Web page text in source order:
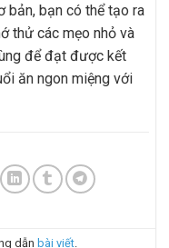
bản, bạn có thể tạo ra
thử các mẹo nhỏ và
để đạt được kết
ăn ngon miệng với
dẫn bài viết.